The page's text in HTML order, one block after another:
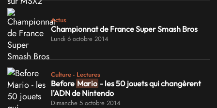
Actus
Championnat de France Super Smash Bros
Lundi 6 octobre 2014
Culture - Lectures
Before Mario - les 50 jouets qui changèrent
l'ADN de Nintendo
Dimanche 5 octobre 2014